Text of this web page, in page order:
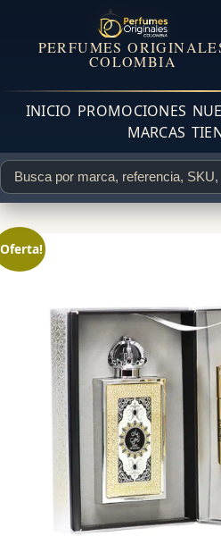
PERFUMES
COLOMBIA
INICIO PROMOCIONES
MARCAS